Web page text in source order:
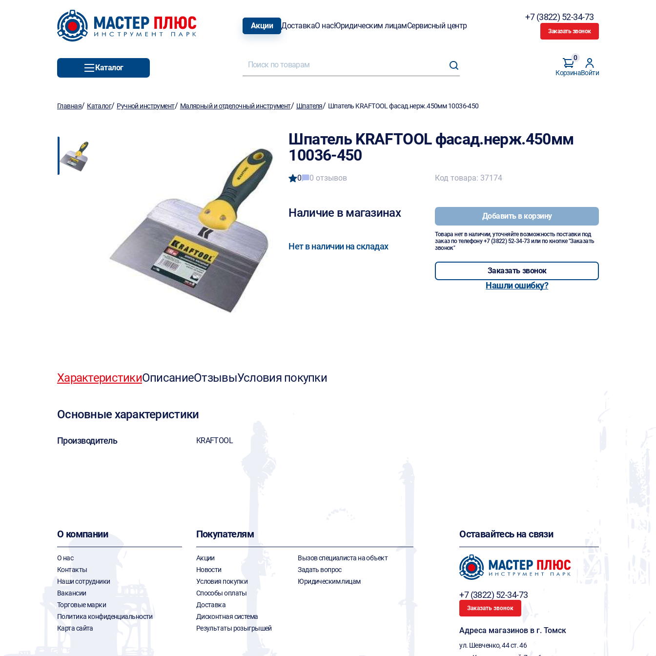
Акции ДоставкаО насЮридическим лицамСервисный центр
+7 (3822) 52-34-73
Заказать звонок
Каталог
Корзина
0
Войти
Главная/ Каталог/ Ручной инструмент/ Малярный и отделочный инструмент/ Шпателя/ Шпатель KRAFTOOL фасад.нерж.450мм 10036-450
Шпатель KRAFTOOL фасад.нерж.450мм
10036-450
0 0 отзывов
Наличие в магазинах
Нет в наличии на складах
Код товара: 37174
Добавить в корзину
Товара нет в наличии, уточняйте возможность поставки под
заказ по телефону+7 (3822) 52-34-73 или по кнопке "Заказать
звонок"
Заказать звонок
Нашли ошибку?
ХарактеристикиОписаниеОтзывыУсловия покупки
Основные характеристики
Производитель KRAFTOOL
О компании
О нас
Контакты
Наши сотрудники
Вакансии
Торговые марки
Политика конфиденциальности
Карта сайта
Покупателям
Акции
Новости
Условия покупки
Способы оплаты
Доставка
Дисконтная система
Результаты розыгрышей
Вызов специалиста на объект
Задать вопрос
Юридическим лицам
Оставайтесь на связи
+7 (3822) 52-34-73
Заказать звонок
Адреса магазинов в г. Томск
ул. Шевченко, 44 ст. 46